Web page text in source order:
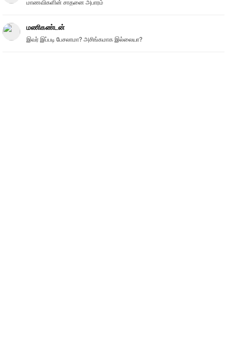
மாணவிகளின் சாதனை அபாரம்
மணிகண்டன்
இவர் இப்படி பேசலாமா? அசிங்கமாக இல்லையா?